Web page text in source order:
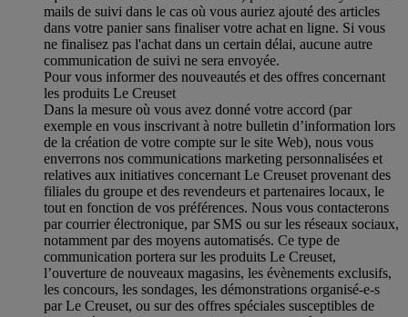
mails de suivi dans le cas où vous auriez ajouté des articles
dans votre panier sans finaliser votre achat en ligne. Si vous
ne finalisez pas l'achat dans un certain délai, aucune autre
communication de suivi ne sera envoyée.
Pour vous informer des nouveautés et des offres concernant
les produits Le Creuset
Dans la mesure où vous avez donné votre accord (par
exemple en vous inscrivant à notre bulletin d’information lors
de la création de votre compte sur le site Web), nous vous
enverrons nos communications marketing personnalisées et
relatives aux initiatives concernant Le Creuset provenant des
filiales du groupe et des revendeurs et partenaires locaux, le
tout en fonction de vos préférences. Nous vous contacterons
par courrier électronique, par SMS ou sur les réseaux sociaux,
notamment par des moyens automatisés. Ce type de
communication portera sur les produits Le Creuset,
l’ouverture de nouveaux magasins, les évènements exclusifs,
les concours, les sondages, les démonstrations organisé-e-s
par Le Creuset, ou sur des offres spéciales susceptibles de